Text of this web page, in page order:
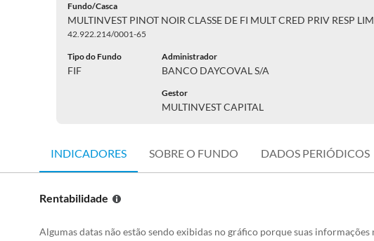
Fundo/Casca
42.922.214/0001-65
Tipo do Fundo
FIF
Administrador
BANCO DAYCOVAL S/A
Gestor
MULTINVEST CAPITAL
INDICADORES SOBRE O FUNDO DADOS PERIÓDICOS
Rentabilidade
Algumas datas não estão sendo exibidas no gráfico porque suas